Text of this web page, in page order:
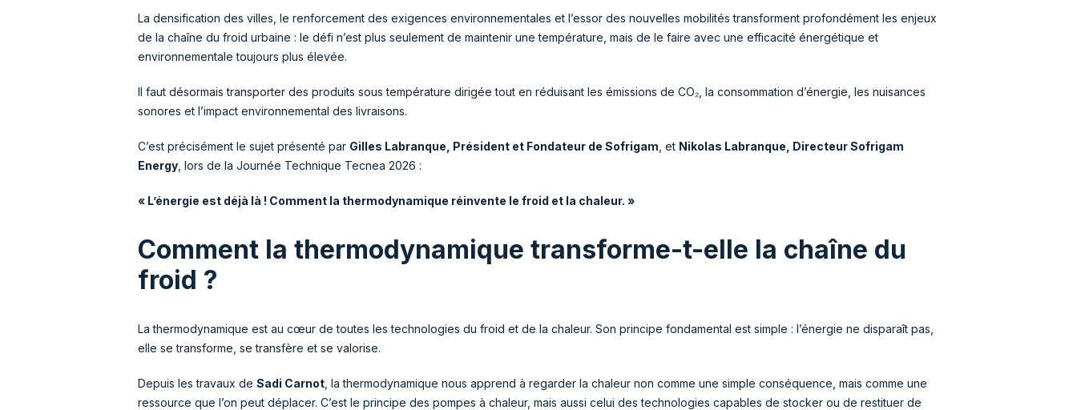
La densification des villes, le renforcement des exigences environnementales et l’essor des nouvelles mobilités transforment profondément les enjeux
de la chaîne du froid urbaine : le défi n’est plus seulement de maintenir une température, mais de le faire avec une efficacité énergétique et
environnementale toujours plus élevée.
Il faut désormais transporter des produits sous température dirigée tout en réduisant les émissions de CO₂, la consommation d’énergie, les nuisances
sonores et l’impact environnemental des livraisons.
C’est précisément le sujet présenté par Gilles Labranque, Président et Fondateur de Sofrigam , et Nikolas Labranque, Directeur Sofrigam
Energy , lors de la Journée Technique Tecnea 2026 :
« L’énergie est déjà là ! Comment la thermodynamique réinvente le froid et la chaleur. »
Comment la thermodynamique transforme-t-elle la chaîne du
froid ?
La thermodynamique est au cœur de toutes les technologies du froid et de la chaleur. Son principe fondamental est simple : l’énergie ne disparaît pas,
elle se transforme, se transfère et se valorise.
Depuis les travaux de Sadi Carnot , la thermodynamique nous apprend à regarder la chaleur non comme une simple conséquence, mais comme une
ressource que l’on peut déplacer. C’est le principe des pompes à chaleur, mais aussi celui des technologies capables de stocker ou de restituer de